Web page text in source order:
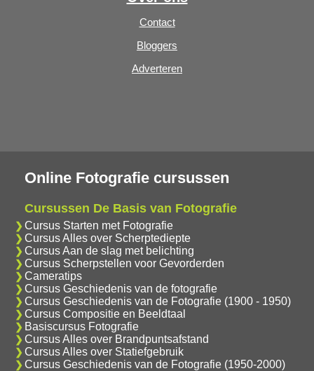
Contact
Bloggers
Adverteren
Online Fotografie cursussen
Cursussen De Basis van Fotografie
Cursus Starten met Fotografie
Cursus Alles over Scherptediepte
Cursus Aan de slag met belichting
Cursus Scherpstellen voor Gevorderden
Cameratips
Cursus Geschiedenis van de fotografie
Cursus Geschiedenis van de Fotografie (1900 - 1950)
Cursus Compositie en Beeldtaal
Basiscursus Fotografie
Cursus Alles over Brandpuntsafstand
Cursus Alles over Statiefgebruik
Cursus Geschiedenis van de Fotografie (1950-2000)